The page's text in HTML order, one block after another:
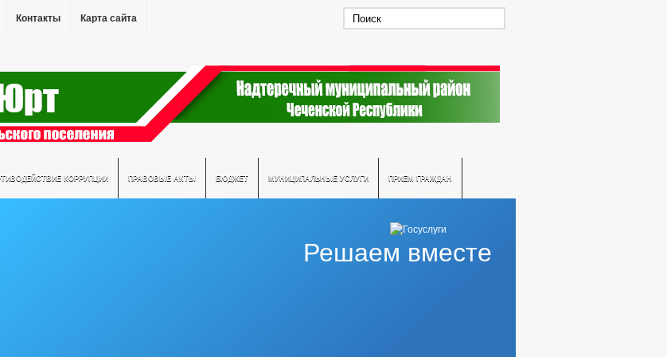
Контакты Карта сайта
КОРРУПЦИИ ПРАВОВЫЕ АКТЫ БЮДЖЕТ МУНИЦИПАЛЬНЫЕ УСЛУГИ ПРИЕМ ГРАЖДАН
Решаем вместе